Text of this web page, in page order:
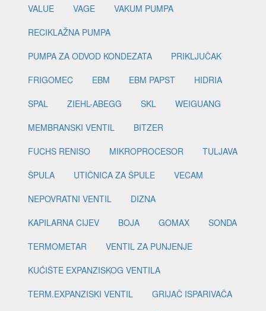
VALUE VAGE
VAKUM PUMPA
RECIKLAŽNA PUMPA
PUMPA ZA ODVOD KONDEZATA
PRIKLJUČAK
FRIGOMEC
EBM EBM PAPST
HIDRIA
SPAL
ZIEHL-ABEGG SKL
WEIGUANG
MEMBRANSKI VENTIL
BITZER
FUCHS RENISO
MIKROPROCESOR
TULJAVA
ŠPULA
UTIČNICA ZA ŠPULE
VECAM
NEPOVRATNI VENTIL
DIZNA
KAPILARNA CIJEV
BOJA GOMAX
SONDA
TERMOMETAR
VENTIL ZA PUNJENJE
KUĆIŠTE EXPANZISKOG VENTILA
TERM.EXPANZISKI VENTIL
GRIJAČ ISPARIVAČA